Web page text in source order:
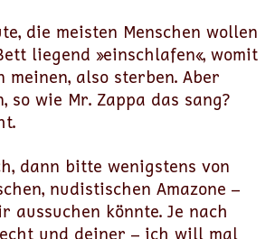
die meisten Menschen wollen
liegend »einschlafen«, womit
meinen, also sterben. Aber
so wie Mr. Zappa das sang?
dann bitte wenigstens von
nudistischen Amazone –
aussuchen könnte. Je nach
und deiner – ich will mal